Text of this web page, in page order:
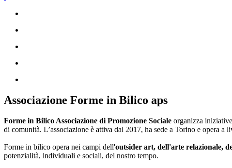
Associazione Forme in Bilico aps
Forme in Bilico Associazione di Promozione Sociale organizza
di comunità. L’associazione è attiva dal 2017, ha sede a Torino e opera a
Forme in bilico opera nei campi dell'outsider art, dell'arte relazionale,
potenzialità, individuali e sociali, del nostro tempo.